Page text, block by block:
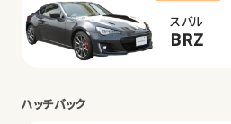
スバル
BRZ
ハッチバック